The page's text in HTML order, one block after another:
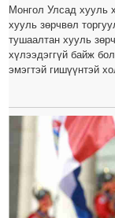
Монгол Улсад хууль
хууль зөрчвөл
тушаалтан хууль
хүлээдэггүй байж
эмэгтэй гишүүнтэй